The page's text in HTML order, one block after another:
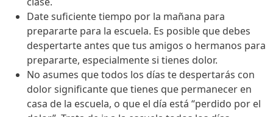
Date suficiente tiempo por la mañana para
prepararte para la escuela. Es posible que debes
despertarte antes que tus amigos o hermanos para
prepararte, especialmente si tienes dolor.
No asumes que todos los días te despertarás con
dolor significante que tienes que permanecer en
casa de la escuela, o que el día está “perdido por el